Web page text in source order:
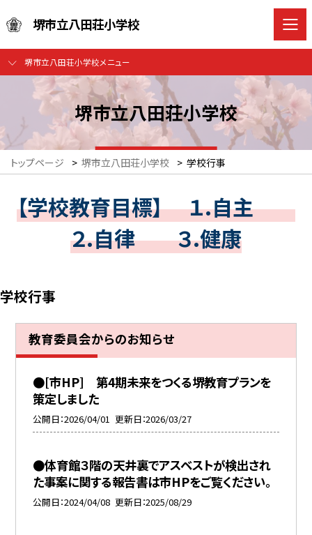
堺市立八田荘小学校
堺市立八田荘小学校メニュー
堺市立八田荘小学校
トップページ > 堺市立八田荘小学校 > 学校行事
【学校教育目標】 １.自主
２.自律 ３.健康
学校行事
教育委員会からのお知らせ
●[市HP] 第4期未来をつくる堺教育プランを
策定しました
公開日 2026/04/01 更新日 2026/03/27
●体育館３階の天井裏でアスベストが検出され
た事案に関する報告書は市HPをご覧ください。
公開日 2024/04/08 更新日 2025/08/29